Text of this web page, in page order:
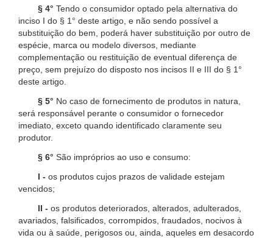
§ 4° Tendo o consumidor optado pela alternativa do
inciso I do § 1° deste artigo, e não sendo possível a
substituição do bem, poderá haver substituição por outro de
espécie, marca ou modelo diversos, mediante
complementação ou restituição de eventual diferença de
preço, sem prejuízo do disposto nos incisos II e III do § 1°
deste artigo.
§ 5° No caso de fornecimento de produtos in natura,
será responsável perante o consumidor o fornecedor
imediato, exceto quando identificado claramente seu
produtor.
§ 6° São impróprios ao uso e consumo:
I - os produtos cujos prazos de validade estejam
vencidos;
II - os produtos deteriorados, alterados, adulterados,
avariados, falsificados, corrompidos, fraudados, nocivos à
vida ou à saúde, perigosos ou, ainda, aqueles em desacordo